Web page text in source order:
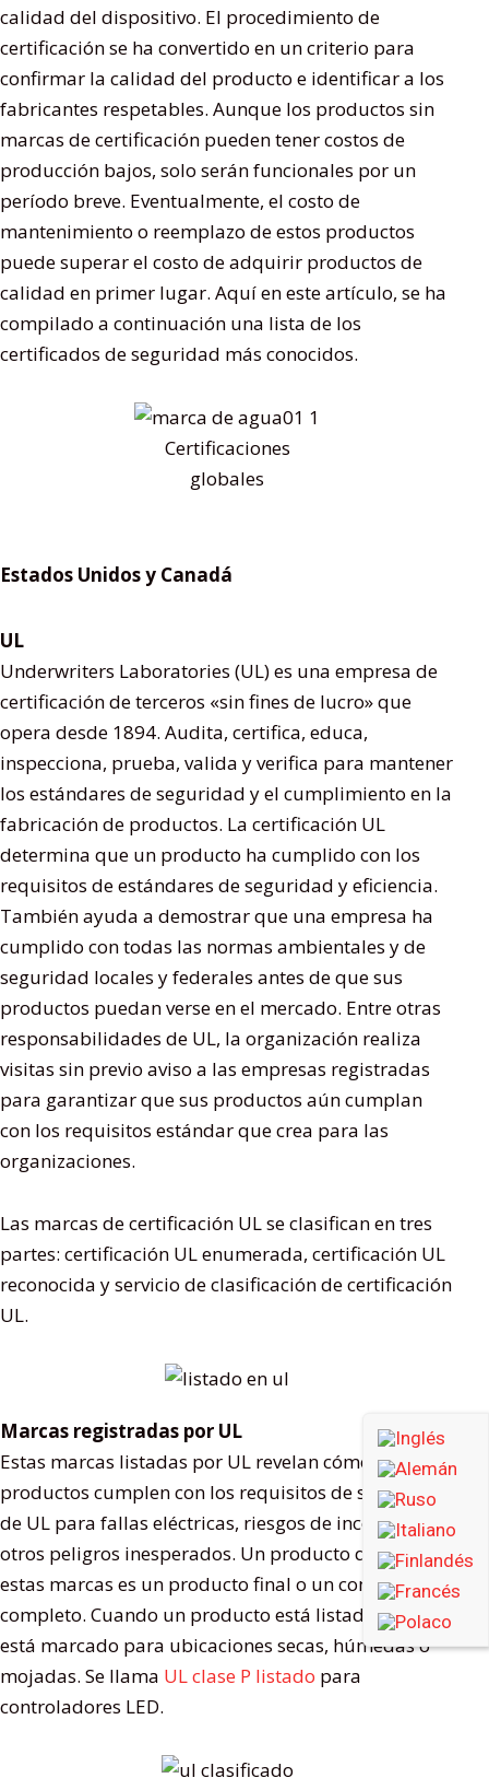
calidad del dispositivo. El procedimiento de
certificación se ha convertido en un criterio para
confirmar la calidad del producto e identificar a los
fabricantes respetables. Aunque los productos sin
marcas de certificación pueden tener costos de
producción bajos, solo serán funcionales por un
período breve. Eventualmente, el costo de
mantenimiento o reemplazo de estos productos
puede superar el costo de adquirir productos de
calidad en primer lugar. Aquí en este artículo, se ha
compilado a continuación una lista de los
certificados de seguridad más conocidos.
Certificaciones
globales
Estados Unidos y Canadá
UL
Underwriters Laboratories (UL) es una empresa de
certificación de terceros «sin fines de lucro» que
opera desde 1894. Audita, certifica, educa,
inspecciona, prueba, valida y verifica para mantener
los estándares de seguridad y el cumplimiento en la
fabricación de productos. La certificación UL
determina que un producto ha cumplido con los
requisitos de estándares de seguridad y eficiencia.
También ayuda a demostrar que una empresa ha
cumplido con todas las normas ambientales y de
seguridad locales y federales antes de que sus
productos puedan verse en el mercado. Entre otras
responsabilidades de UL, la organización realiza
visitas sin previo aviso a las empresas registradas
para garantizar que sus productos aún cumplan
con los requisitos estándar que crea para las
organizaciones.
Las marcas de certificación UL se clasifican en tres
partes: certificación UL enumerada, certificación UL
reconocida y servicio de clasificación de certificación
UL.
Marcas registradas por UL
Estas marcas listadas por UL revelan cómo los
productos cumplen con los requisitos de seguridad
de UL para fallas eléctricas, riesgos de incendio y
otros peligros inesperados. Un producto que lleva
estas marcas es un producto final o un componente
completo. Cuando un producto está listado por UL,
está marcado para ubicaciones secas, húmedas o
mojadas. Se llama UL clase P listado para
controladores LED.